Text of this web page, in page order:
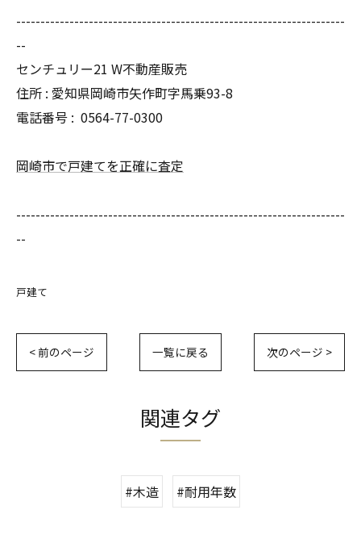
--------------------------------------------------------------------
--
センチュリー21 W不動産販売
住所 : 愛知県岡崎市矢作町字馬乗93-8
電話番号 : 0564-77-0300
岡崎市で戸建てを正確に査定
--------------------------------------------------------------------
--
戸建て
< 前のページ 一覧に戻る 次のページ >
関連タグ
#木造 #耐用年数